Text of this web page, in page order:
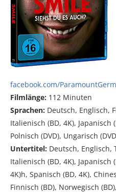
facebook.com/
Filmlänge: 112 Minuten
Sprachen: Deutsch, Englisch,
Italienisch (BD, 4K), Japanisch
Polnisch (DVD), Ungarisch
Untertitel: Deutsch, Englisch,
Italienisch (BD, 4K), Japanisch
4K)h, Spanisch (BD, 4K),
Finnisch (BD), Norwegisch